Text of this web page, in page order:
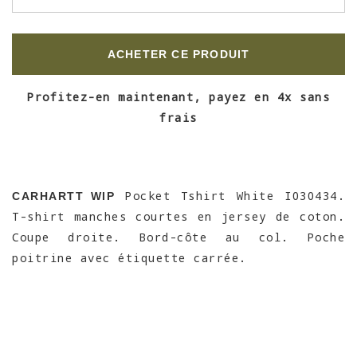
ACHETER CE PRODUIT
Profitez-en maintenant, payez en 4x sans
frais
CARHARTT WIP
Pocket Tshirt White I030434.
T-shirt manches courtes en jersey de coton.
Coupe droite. Bord-côte au col. Poche
poitrine avec étiquette carrée.